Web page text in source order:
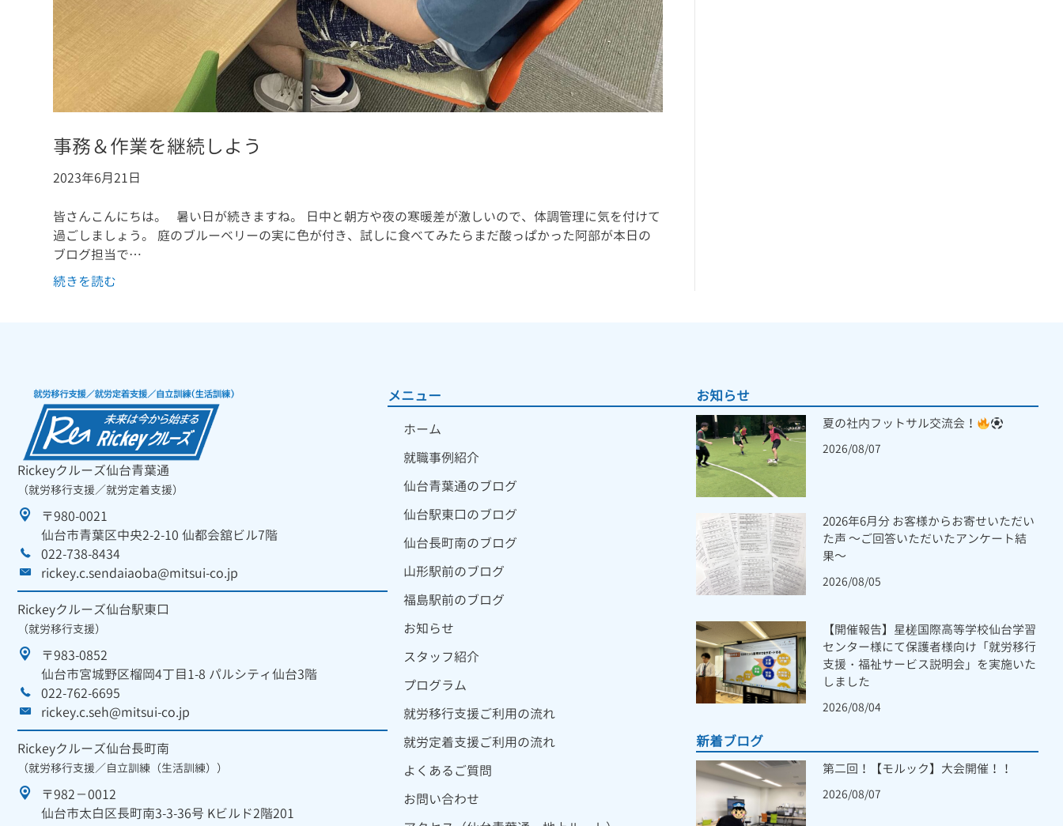
事務＆作業を継続しよう
2023年6月21日
皆さんこんにちは。 暑い日が続きますね。 日中と朝方や夜の寒暖差が激しいので、体調管理に気を付けて
過ごしましょう。 庭のブルーベリーの実に色が付き、試しに食べてみたらまだ酸っぱかった阿部が本日の
ブログ担当で…
続きを読む
Rickeyクルーズ仙台青葉通
（就労移行支援／就労定着支援）
〒980-0021
仙台市青葉区中央2-2-10 仙都会舘ビル7階
022-738-8434
rickey.c.sendaiaoba@mitsui-co.jp
Rickeyクルーズ仙台駅東口
（就労移行支援）
〒983-0852
仙台市宮城野区榴岡4丁目1-8 パルシティ仙台3階
022-762-6695
rickey.c.seh@mitsui-co.jp
Rickeyクルーズ仙台長町南
（就労移行支援／自立訓練（生活訓練））
〒982－0012
仙台市太白区長町南3-3-36号 Kビルド2階201
メニュー
ホーム
就職事例紹介
仙台青葉通のブログ
仙台駅東口のブログ
仙台長町南のブログ
山形駅前のブログ
福島駅前のブログ
お知らせ
スタッフ紹介
プログラム
就労移行支援ご利用の流れ
就労定着支援ご利用の流れ
よくあるご質問
お問い合わせ
お知らせ
夏の社内フットサル交流会！
2026/08/07
2026年6月分 お客様からお寄せいただい
た声 ～ご回答いただいたアンケート結
果～
2026/08/05
【開催報告】星槎国際高等学校仙台学習
センター様にて保護者様向け「就労移行
支援・福祉サービス説明会」を実施いた
しました
2026/08/04
新着ブログ
第二回！【モルック】大会開催！！
2026/08/07